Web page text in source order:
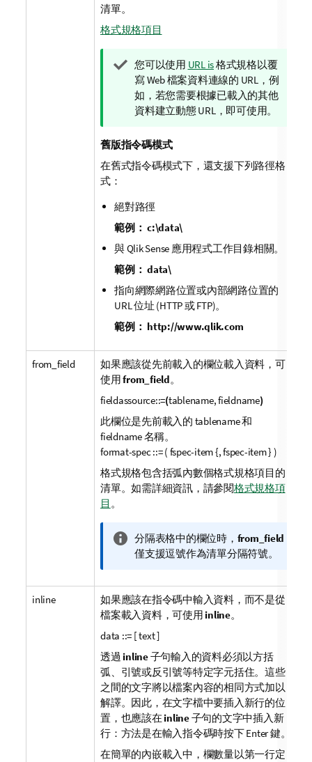
清單。
格式規格項目
提
示
備
註
您可以使用 URL is格式規格以覆
寫 Web 檔案資料連線的 URL，例
如，若您需要根據已載入的其他
資料建立動態 URL，即可使用。
舊版指令碼模式
在舊式指令碼模式下，還支援下列路徑格
式：
絕對路徑
範例： c:\data\
與Qlik Sense 應用程式工作目錄相關。
範例： data\
指向網際網路位置或內部網路位置的
URL 位址 (HTTP或FTP)。
範例： http://www.qlik.com
from_field
如果應該從先前載入的欄位載入資料，可
使用from_field。
fieldassource::=(tablename, fieldname)
此欄位是先前載入的 tablename和
fieldname名稱。
format-spec ::= ( fspec-item {, fspec-item } )
格式規格包含括弧內數個格式規格項目的
清單。如需詳細資訊，請參閱格式規格項
目 。
資
訊
註
分隔表格中的欄位時， from_field
僅支援逗號作為清單分隔符號。
inline
如果應該在指令碼中輸入資料，而不是從
檔案載入資料，可使用inline。
data ::= [ text ]
透過inline子句輸入的資料必須以方括
弧、引號或反引號等特定字元括住。這些
之間的文字將以檔案內容的相同方式加以
解譯。因此，在文字檔中要插入新行的位
置，也應該在inline子句的文字中插入新
行：方法是在輸入指令碼時按下 Enter 鍵。
在簡單的內嵌載入中，欄數量以第一行定